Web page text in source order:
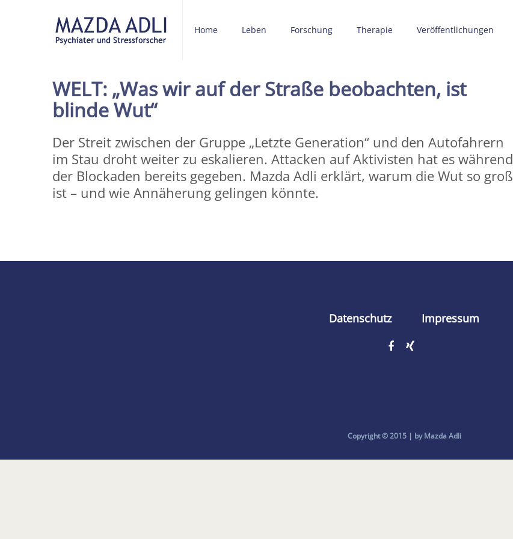
Home Leben Forschung Therapie Veröffentlichungen
WELT: „Was wir auf der Straße beobachten, ist
blinde Wut“
Der Streit zwischen der Gruppe „Letzte Generation“ und den Autofahrern
im Stau droht weiter zu eskalieren. Attacken auf Aktivisten hat es während
der Blockaden bereits gegeben. Mazda Adli erklärt, warum die Wut so groß
ist – und wie Annäherung gelingen könnte.
Datenschutz Impressum
Copyright © 2015 | by Mazda Adli